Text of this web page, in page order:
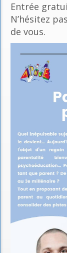
Entrée
N’hésitez
de vous.